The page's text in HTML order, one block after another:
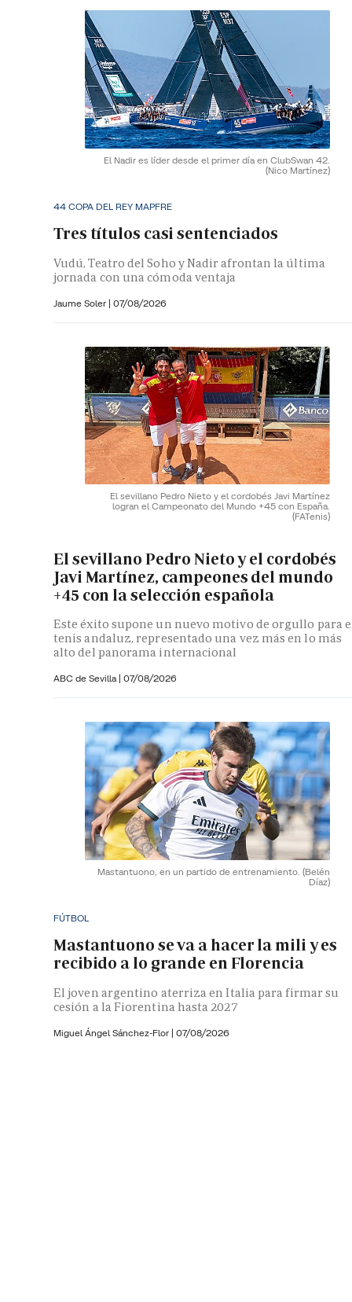
El Nadir es líder desde el primer día en ClubSwan 42.
(Nico Martínez)
44 COPA DEL REY MAPFRE
Tres títulos casi sentenciados
Vudú, Teatro del Soho y Nadir afrontan la última
jornada con una cómoda ventaja
Jaume Soler | 07/08/2026
El sevillano Pedro Nieto y el cordobés Javi Martínez
logran el Campeonato del Mundo +45 con España.
(FATenis)
El sevillano Pedro Nieto y el cordobés
Javi Martínez, campeones del mundo
+45 con la selección española
Este éxito supone un nuevo motivo de orgullo para
tenis andaluz, representado una vez más en lo más
alto del panorama internacional
ABC de Sevilla | 07/08/2026
Mastantuono, en un partido de entrenamiento. (Belén
Díaz)
FÚTBOL
Mastantuono se va a hacer la mili y es
recibido a lo grande en Florencia
El joven argentino aterriza en Italia para firmar su
cesión a la Fiorentina hasta 2027
Miguel Ángel Sánchez-Flor | 07/08/2026